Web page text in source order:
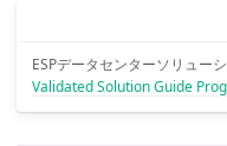
ESPデータセンターソリュー
Validated Solution Guide